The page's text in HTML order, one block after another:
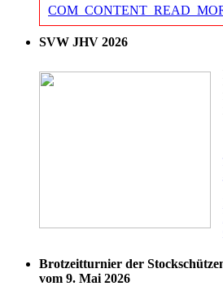
SVW JHV 2026
Brotzeitturnier der
vom 9. Mai 2026